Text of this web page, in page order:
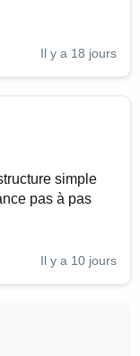
Il y a 18 jours
simple
pas à pas
Il y a 10 jours